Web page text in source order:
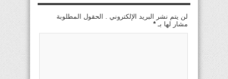
لن يتم نشر البريد الإلكتروني . الحقول المطلوبة
مشار لها بـ *